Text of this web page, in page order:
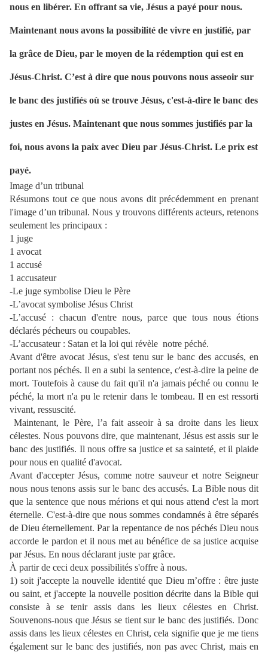
nous en libérer. En offrant sa vie, Jésus a payé pour nous.
Maintenant nous avons la possibilité de vivre en justifié, par
la grâce de Dieu, par le moyen de la rédemption qui est en
Jésus-Christ. C’est à dire que nous pouvons nous asseoir sur
le banc des justifiés où se trouve Jésus, c'est-à-dire le banc des
justes en Jésus. Maintenant que nous sommes justifiés par la
foi, nous avons la paix avec Dieu par Jésus-Christ. Le prix est
payé.
Image d’un tribunal
Résumons tout ce que nous avons dit précédemment en prenant
l'image d’un tribunal. Nous y trouvons différents acteurs, retenons
seulement les principaux :
1 juge
1 avocat
1 accusé
1 accusateur
-Le juge symbolise Dieu le Père
-L’avocat symbolise Jésus Christ
-L’accusé : chacun d'entre nous, parce que tous nous étions
déclarés pécheurs ou coupables.
-L’accusateur : Satan et la loi qui révèle notre péché.
Avant d'être avocat Jésus, s'est tenu sur le banc des accusés, en
portant nos péchés. Il en a subi la sentence, c'est-à-dire la peine de
mort. Toutefois à cause du fait qu'il n'a jamais péché ou connu le
péché, la mort n'a pu le retenir dans le tombeau. Il en est ressorti
vivant, ressuscité.
Maintenant, le Père, l’a fait asseoir à sa droite dans les lieux
célestes. Nous pouvons dire, que maintenant, Jésus est assis sur le
banc des justifiés. Il nous offre sa justice et sa sainteté, et il plaide
pour nous en qualité d'avocat.
Avant d'accepter Jésus, comme notre sauveur et notre Seigneur
nous nous tenons assis sur le banc des accusés. La Bible nous dit
que la sentence que nous mérions et qui nous attend c'est la mort
éternelle. C'est-à-dire que nous sommes condamnés à être séparés
de Dieu éternellement. Par la repentance de nos péchés Dieu nous
accorde le pardon et il nous met au bénéfice de sa justice acquise
par Jésus. En nous déclarant juste par grâce.
À partir de ceci deux possibilités s'offre à nous.
1) soit j'accepte la nouvelle identité que Dieu m’offre : être juste
ou saint, et j'accepte la nouvelle position décrite dans la Bible qui
consiste à se tenir assis dans les lieux célestes en Christ.
Souvenons-nous que Jésus se tient sur le banc des justifiés. Donc
assis dans les lieux célestes en Christ, cela signifie que je me tiens
également sur le banc des justifiés, non pas avec Christ, mais en